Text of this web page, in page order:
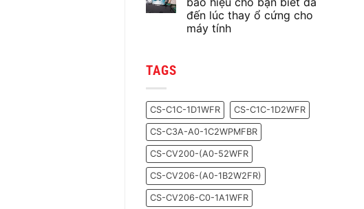
chiếc
PC
của
bạn?
ở
Cách
thiết
lập
cho
từng
ứng
dụng
trên
Windows
10
đến lúc thay ổ cứng cho
máy tính
hiệu
cơ
bản
báo
hiệu
cho
bạn
biết
đã
đến
lúc
thay
TAGS
CS-C1C-1D1WFR CS-C1C-1D2WFR
CS-C3A-A0-1C2WPMFBR
CS-CV200-(A0-52WFR
CS-CV206-(A0-1B2W2FR)
CS-CV206-C0-1A1WFR